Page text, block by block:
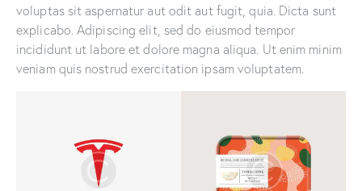
voluptas sit aspernatur aut odit aut fugit, quia. Dicta sunt
explicabo. Adipiscing elit, sed do eiusmod tempor
incididunt ut labore et dolore magna aliqua. Ut enim minim
veniam quis nostrud exercitation ipsam voluptatem.